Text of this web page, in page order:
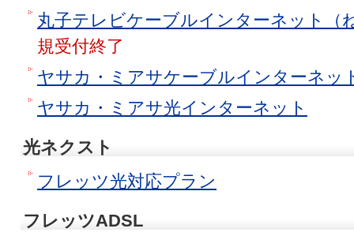
丸子テレビケーブルインターネット（
規受付終了
ヤサカ・ミアサケーブルインターネッ
ヤサカ・ミアサ光インターネット
光ネクスト
フレッツ光対応プラン
フレッツADSL